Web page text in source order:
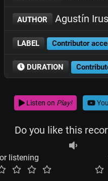
AUTHOR Agustín
LABEL Contributor
DURATION
Listen on Play!
Do you like this
listening